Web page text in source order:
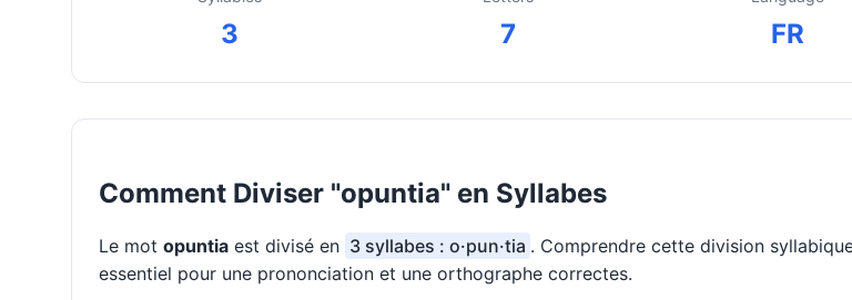
3 7 FR
Comment Diviser "opuntia" en Syllabes
Le mot opuntia est divisé en 3 syllabes : o·pun·tia . Comprendre cette division
essentiel pour une prononciation et une orthographe correctes.